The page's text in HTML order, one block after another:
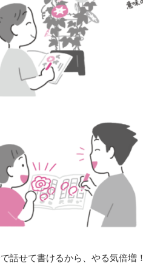
話せて書けるから、やる気倍増！